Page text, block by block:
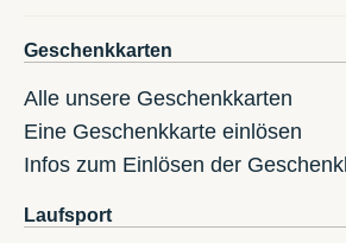
Geschenkkarten
Alle unsere Geschenkkarten
Eine Geschenkkarte einlösen
Infos zum Einlösen der
Laufsport